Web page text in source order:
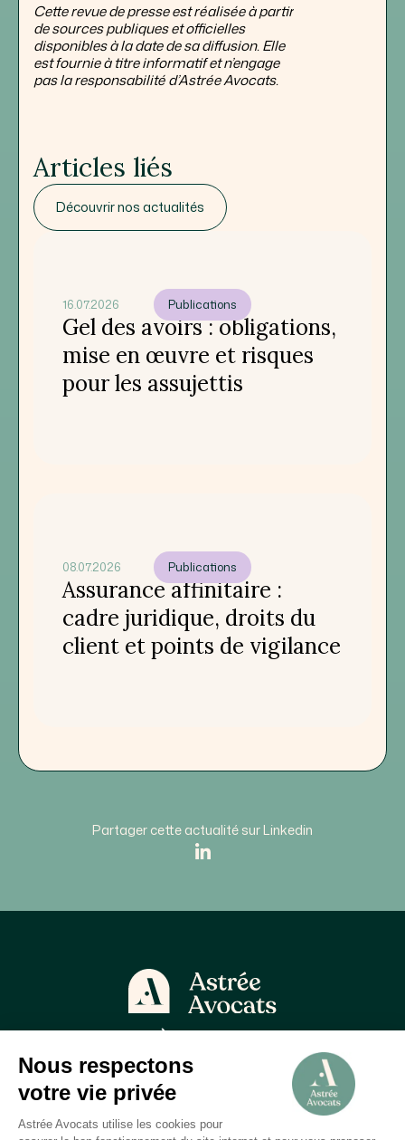
Cette revue de presse est réalisée à partir
de sources publiques et officielles
disponibles à la date de sa diffusion. Elle
est fournie à titre informatif et n’engage
pas la responsabilité d’Astrée Avocats.
Articles liés
Découvrir nos actualités
16.07.2026
Gel des avoirs : obligations,
mise en œuvre et risques
pour les assujettis
Publications
08.07.2026
Assurance affinitaire :
cadre juridique, droits du
client et points de vigilance
Publications
Partager cette actualité sur Linkedin
Astrée Avocats
Qui sommes-nous ?
Astrée Faculté
Astrée Nexus